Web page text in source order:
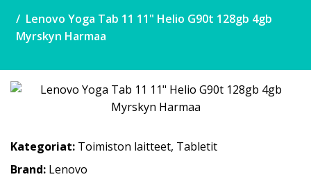
Lenovo Yoga Tab 11 11" Helio G90t 128gb 4gb
Myrskyn Harmaa
Kategoriat: Toimiston laitteet, Tabletit
Brand: Lenovo